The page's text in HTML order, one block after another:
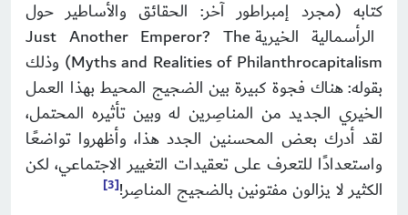
كتابه (مجرد إمبراطور آخر: الحقائق والأساطير حول
الرأسمالية الخيرية Just Another Emperor? The
Myths and Realities of Philanthrocapitalism) وذلك
بقوله: هناك فجوة كبيرة بين الضجيج المحيط بهذا العمل
الخيري الجديد من المناصِرين له وبين تأثيره المحتمل،
لقد أدرك بعض المحسنين الجدد هذا، وأظهروا تواضعًا
واستعدادًا للتعرف على تعقيدات التغيير الاجتماعي، لكن
الكثير لا يزالون مفتونين بالضجيج المناصِر![3]